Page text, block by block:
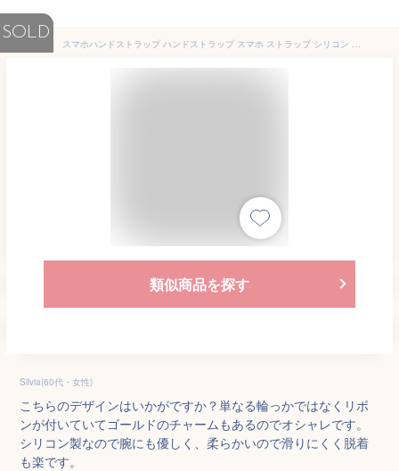
SOLD
スマホハンドストラップ ハンドストラップ スマホ ストラップ シリコン シリコンリング シリコンバンド リボン 落下防止 カラバリ くすみカラー 柔らかい ハンド 手持ち 手ぶら 手首 スマホアクセサリー 1B33
類似商品を探す
Silvia(60代・女性)
こちらのデザインはいかがですか？単なる輪っかではなくリボ
ンが付いていてゴールドのチャームもあるのでオシャレです。
シリコン製なので腕にも優しく、柔らかいので滑りにくく脱着
も楽です。